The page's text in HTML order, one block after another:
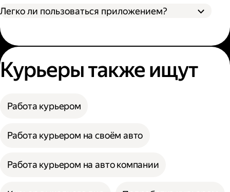
Легко ли пользоваться приложением?
Курьеры также ищут
Работа курьером
Работа курьером на своём авто
Работа курьером на авто компании